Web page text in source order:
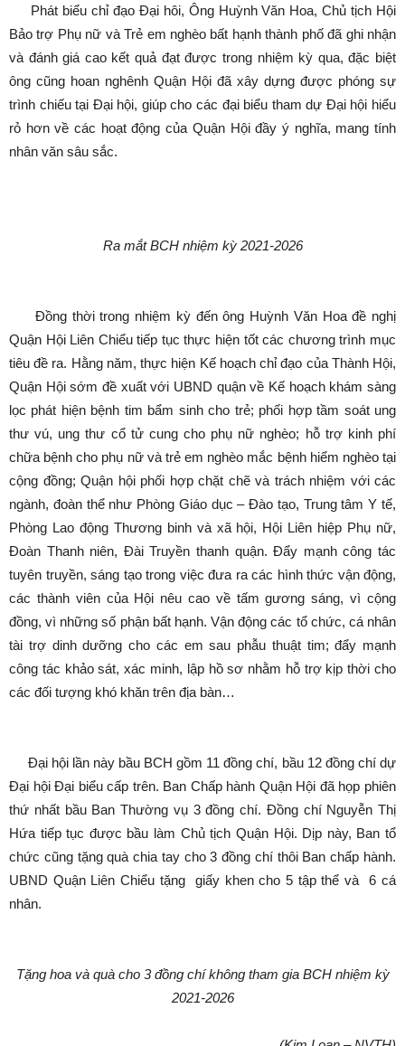
Phát biểu chỉ đạo Đại hôi, Ông Huỳnh Văn Hoa, Chủ tịch Hội
Bảo trợ Phụ nữ và Trẻ em nghèo bất hạnh thành phố đã ghi nhận
và đánh giá cao kết quả đạt được trong nhiệm kỳ qua, đặc biệt
ông cũng hoan nghênh Quận Hội đã xây dựng được phóng sự
trình chiếu tại Đại hội, giúp cho các đại biểu tham dự Đại hội hiểu
rỏ hơn về các hoạt động của Quận Hội đầy ý nghĩa, mang tính
nhân văn sâu sắc.
Ra mắt BCH nhiệm kỳ 2021-2026
Đồng thời trong nhiệm kỳ đến ông Huỳnh Văn Hoa đề nghị
Quận Hội Liên Chiểu tiếp tục thực hiện tốt các chương trình mục
tiêu đề ra. Hằng năm, thực hiện Kế hoạch chỉ đạo của Thành Hội,
Quận Hội sớm đề xuất với UBND quận về Kế hoạch khám sàng
lọc phát hiện bệnh tim bẩm sinh cho trẻ; phối hợp tầm soát ung
thư vú, ung thư cổ tử cung cho phụ nữ nghèo; hỗ trợ kinh phí
chữa bệnh cho phụ nữ và trẻ em nghèo mắc bệnh hiểm nghèo tại
cộng đồng; Quận hội phối hợp chặt chẽ và trách nhiệm với các
ngành, đoàn thể như Phòng Giáo dục – Đào tạo, Trung tâm Y tế,
Phòng Lao động Thương binh và xã hội, Hội Liên hiệp Phụ nữ,
Đoàn Thanh niên, Đài Truyền thanh quận. Đẩy mạnh công tác
tuyên truyền, sáng tạo trong việc đưa ra các hình thức vận động,
các thành viên của Hội nêu cao về tấm gương sáng, vì cộng
đồng, vì những số phận bất hạnh. Vận động các tổ chức, cá nhân
tài trợ dinh dưỡng cho các em sau phẫu thuật tim; đẩy mạnh
công tác khảo sát, xác minh, lập hồ sơ nhằm hỗ trợ kịp thời cho
các đối tượng khó khăn trên địa bàn…
Đại hội lần này bầu BCH gồm 11 đồng chí, bầu 12 đồng chí dự
Đại hội Đại biểu cấp trên. Ban Chấp hành Quận Hội đã họp phiên
thứ nhất bầu Ban Thường vụ 3 đồng chí. Đồng chí Nguyễn Thị
Hứa tiếp tục được bầu làm Chủ tịch Quận Hội. Dịp này, Ban tổ
chức cũng tặng quà chia tay cho 3 đồng chí thôi Ban chấp hành.
UBND Quận Liên Chiểu tặng giấy khen cho 5 tập thể và 6 cá
nhân.
Tặng hoa và quà cho 3 đồng chí không tham gia BCH nhiệm kỳ
2021-2026